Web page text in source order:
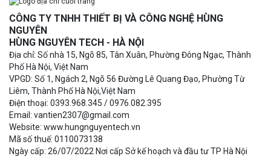
CÔNG TY TNHH THIẾT BỊ VÀ CÔNG NGHỆ HÙNG
NGUYÊN
HÙNG NGUYÊN TECH - HÀ NỘI
Địa chỉ: Số nhà 15, Ngõ 85, Tân Xuân, Phường Đông Ngạc, Thành
Phố Hà Nội, Việt Nam
VPGD: Số 1, Ngách 2, Ngõ 56 Đường Lê Quang Đạo, Phường Từ
Liêm, Thành Phố Hà Nội,Việt Nam
Điện thoại: 0393.968.345 / 0976.082.395
Email: vantien2307@gmail.com
Website: www.hungnguyentech.vn
Mã số thuế: 0110073138
Ngày cấp: 26/07/2022 Nơi cấp Sở kế hoạch và đầu tư TP Hà Nội